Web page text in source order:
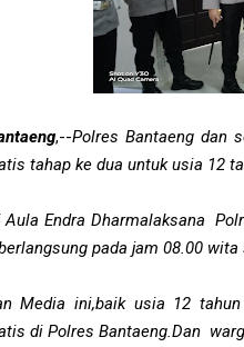
,--Polres Bantaeng dan
tahap ke dua untuk usia 12
Endra Dharmalaksana
pada jam 08.00
Media ini,baik usia 12
di Polres Bantaeng.Dan